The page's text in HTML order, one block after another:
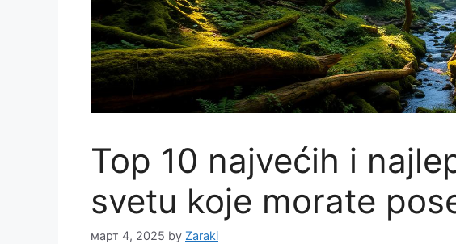
Top 10 najvećih i
svetu koje morate
март 4, 2025 by Zaraki